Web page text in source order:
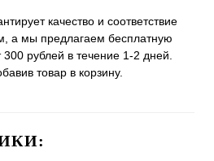
качество и соответствие
а мы предлагаем бесплатную
рублей в течение 1-2 дней.
товар в корзину.